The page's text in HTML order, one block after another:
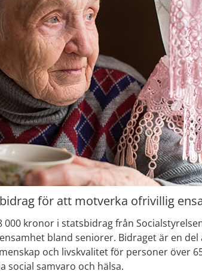
för att motverka ofrivillig
000 kronor i statsbidrag från
bland seniorer. Bidraget är en
och livskvalitet för personer över
social samvaro och hälsa.